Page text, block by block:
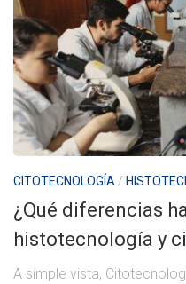
CITOTECNOLOGÍA /
¿Qué diferencias
histotecnología y
A simple vista,